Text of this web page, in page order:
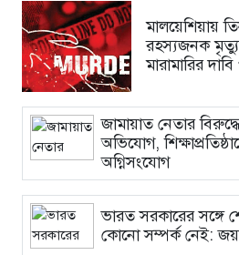
মালয়েশিয়ায়
রহস্যজনক
মারামারির
জামায়াত নেতার বিরুদ্ধে
অভিযোগ,
অগ্নিসংযোগ
ভারত সরকারের সঙ্গে
কোনো সম্পর্ক নেই: